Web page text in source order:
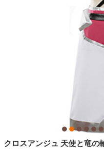
クロスアンジュ 天使と竜の